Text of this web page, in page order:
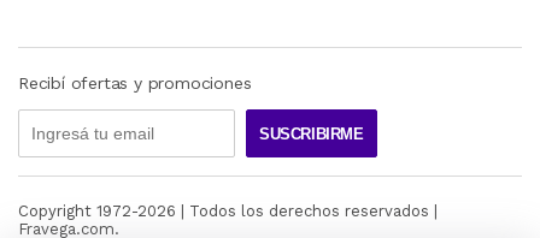
Recibí ofertas y promociones
SUSCRIBIRME
Copyright 1972-2026 | Todos los derechos reservados |
Fravega.com.